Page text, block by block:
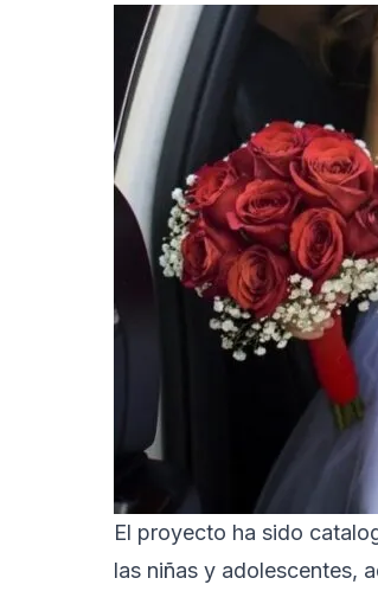
El proyecto ha sido
las niñas y adolescentes,